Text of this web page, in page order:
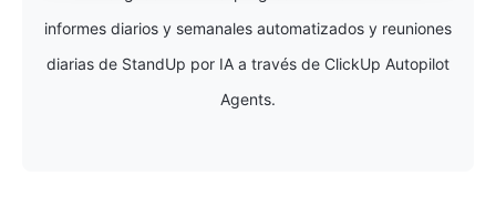
informes diarios y semanales automatizados y reuniones
diarias de StandUp por IA a través de ClickUp Autopilot
Agents.